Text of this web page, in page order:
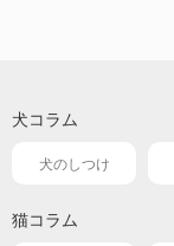
犬コラム
犬のしつけ
猫コラム